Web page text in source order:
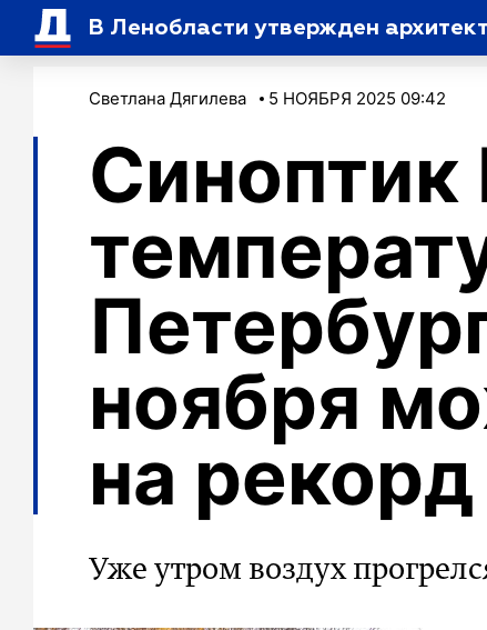
В Ленобласти утвержден
Светлана Дягилева 5 НОЯБРЯ 2025 09:42
Синоптик
ноября
на рекорд
Уже утром воздух